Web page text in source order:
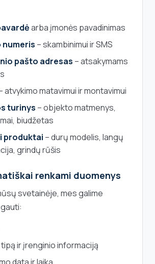
arba įmonės pavadinimas
– skambinimui ir SMS
pašto adresas – atsakymams
atvykimo matavimui ir montavimui
turinys – objekto matmenys,
biudžetas
produktai – durų modelis, langų
grindų rūšis
renkami duomenys
svetainėje, mes galime
ir įrenginio informaciją